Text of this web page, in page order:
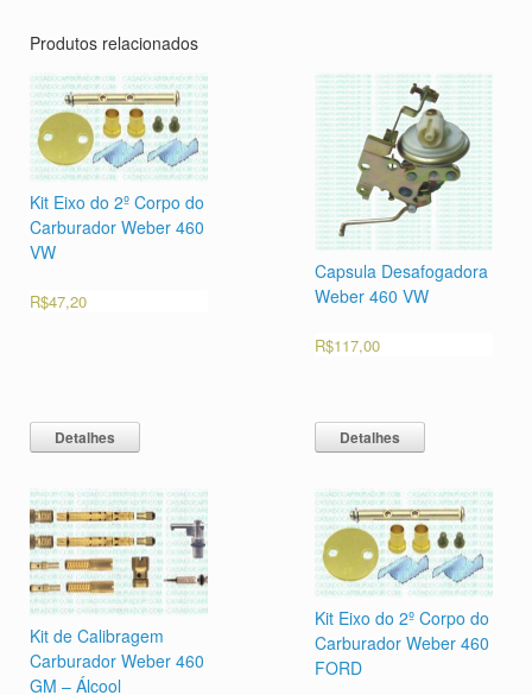
Produtos relacionados
Kit Eixo do 2º Corpo do
Carburador Weber 460
VW
R$47,20
Detalhes
Capsula Desafogadora
Weber 460 VW
R$117,00
Detalhes
Kit de Calibragem
Carburador Weber 460
GM – Álcool
Kit Eixo do 2º Corpo do
Carburador Weber 460
FORD